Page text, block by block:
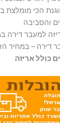
הכי מומלצת
והסביבה
למעבר דירה
דירה – במחיר
כולל אריזה